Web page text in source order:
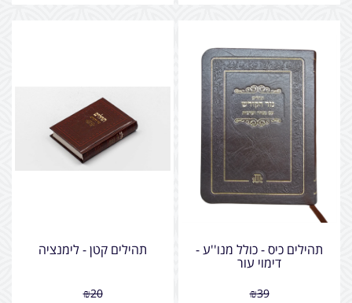
תהילים כיס - כולל מנו''ע -
דימוי עור
₪39
תהילים קטן - לימנציה
₪20